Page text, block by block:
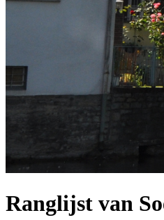
Ranglijst van